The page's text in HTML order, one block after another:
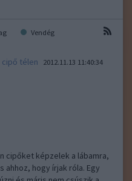
Vendég
cipő télen 2012.11.13 11:40:34
cipőket képzelek a lábamra,
hogy írjak róla. Egy